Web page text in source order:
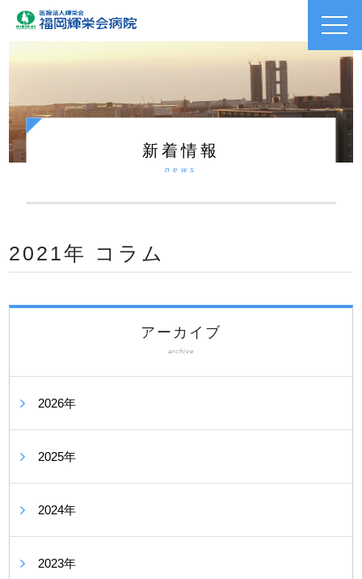
toggle
新着情報
news
2021年 コラム
アーカイブ
archive
2026年
2025年
2024年
2023年